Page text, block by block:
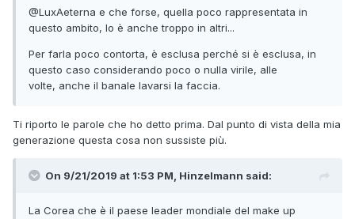
@LuxAeterna e che forse, quella poco rappresentata in
questo ambito, lo è anche troppo in altri...
Per farla poco contorta, è esclusa perché si è esclusa, in
questo caso considerando poco o nulla virile, alle
volte, anche il banale lavarsi la faccia.
Ti riporto le parole che ho detto prima. Dal punto di vista della mia
generazione questa cosa non sussiste più.
On 9/21/2019 at 1:53 PM, Hinzelmann said:
La Corea che è il paese leader mondiale del make up